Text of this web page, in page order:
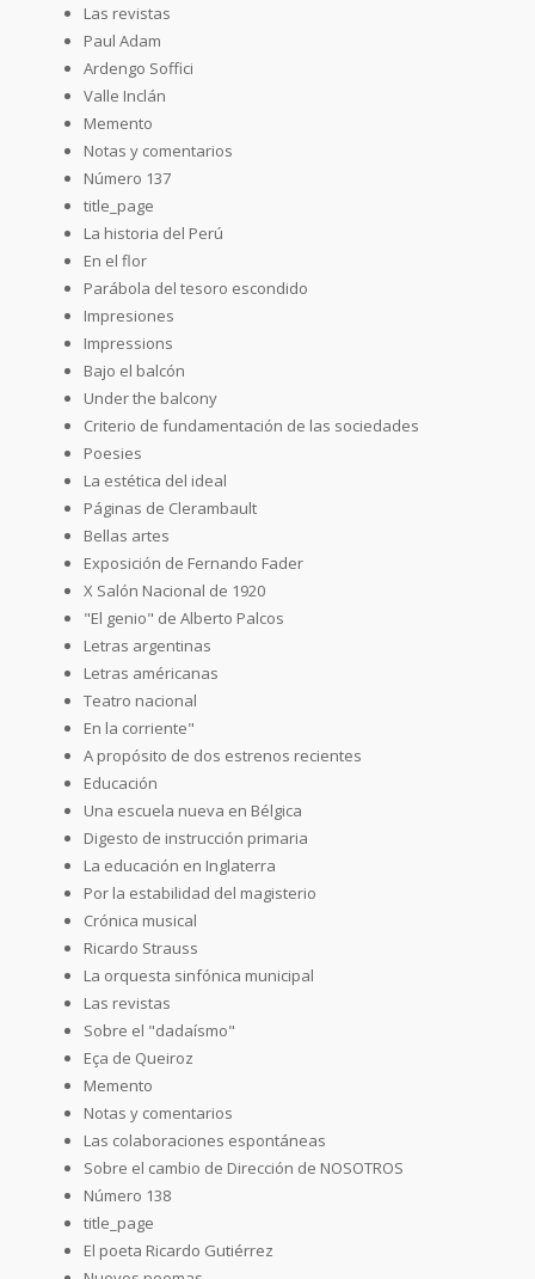
Las revistas
Paul Adam
Ardengo Soffici
Valle Inclán
Memento
Notas y comentarios
Número 137
title_page
La historia del Perú
En el flor
Parábola del tesoro escondido
Impresiones
Impressions
Bajo el balcón
Under the balcony
Criterio de fundamentación de las sociedades
Poesies
La estética del ideal
Páginas de Clerambault
Bellas artes
Exposición de Fernando Fader
X Salón Nacional de 1920
"El genio" de Alberto Palcos
Letras argentinas
Letras américanas
Teatro nacional
En la corriente"
A propósito de dos estrenos recientes
Educación
Una escuela nueva en Bélgica
Digesto de instrucción primaria
La educación en Inglaterra
Por la estabilidad del magisterio
Crónica musical
Ricardo Strauss
La orquesta sinfónica municipal
Las revistas
Sobre el "dadaísmo"
Eça de Queiroz
Memento
Notas y comentarios
Las colaboraciones espontáneas
Sobre el cambio de Dirección de NOSOTROS
Número 138
title_page
El poeta Ricardo Gutiérrez